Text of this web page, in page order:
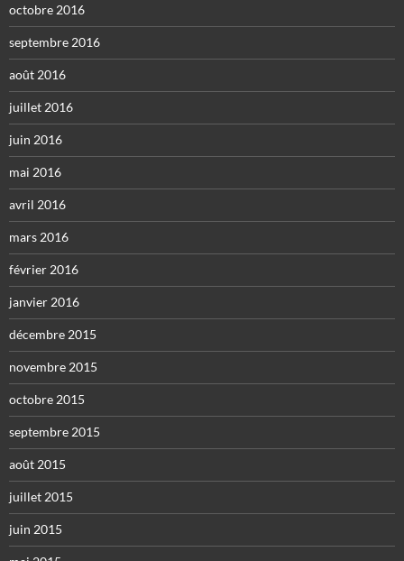
octobre 2016
septembre 2016
août 2016
juillet 2016
juin 2016
mai 2016
avril 2016
mars 2016
février 2016
janvier 2016
décembre 2015
novembre 2015
octobre 2015
septembre 2015
août 2015
juillet 2015
juin 2015